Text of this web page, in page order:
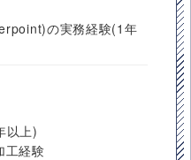
の実務経験(1年
以上)
工経験